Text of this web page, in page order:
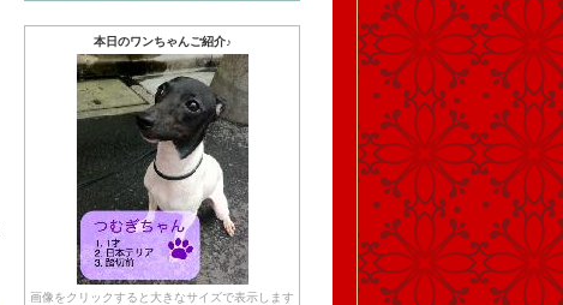
本日のワンちゃんご紹介♪
画像をクリックすると大きなサイズで表示します